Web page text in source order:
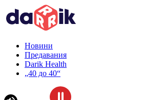
Новини
Предавания
Darik Health
„40 до 40“